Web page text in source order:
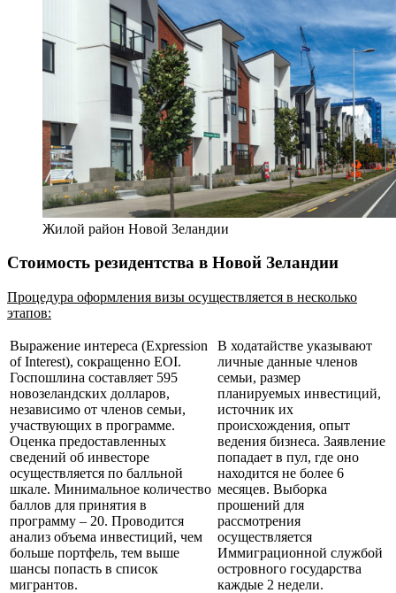
Жилой район Новой Зеландии
Стоимость резидентства в Новой Зеландии
Процедура оформления визы осуществляется в несколько
этапов:
Выражение интереса (Expression
of Interest), сокращенно EOI.
Госпошлина составляет 595
новозеландских долларов,
независимо от членов семьи,
участвующих в программе.
Оценка предоставленных
сведений об инвесторе
осуществляется по балльной
шкале. Минимальное количество
баллов для принятия в
программу – 20. Проводится
анализ объема инвестиций, чем
больше портфель, тем выше
шансы попасть в список
мигрантов.
В ходатайстве указывают
личные данные членов
семьи, размер
планируемых инвестиций,
источник их
происхождения, опыт
ведения бизнеса. Заявление
попадает в пул, где оно
находится не более 6
месяцев. Выборка
прошений для
рассмотрения
осуществляется
Иммиграционной службой
островного государства
каждые 2 недели.